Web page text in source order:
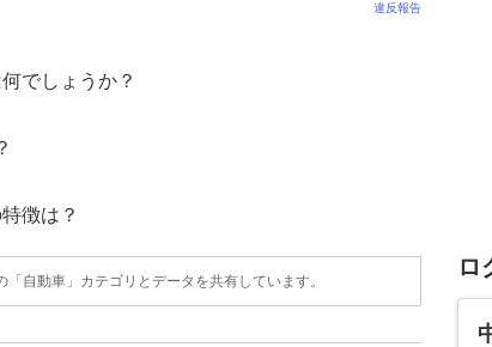
違反報告
でしょうか？
徴は？
「自動車」カテゴリとデータを共有しています。
ロ